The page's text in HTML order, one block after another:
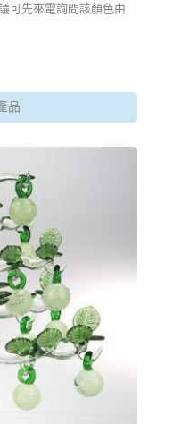
可先來電詢問該顏色由
品